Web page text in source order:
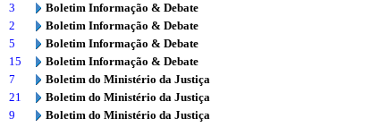
3
Boletim Informação & Debate
2
Boletim Informação & Debate
5
Boletim Informação & Debate
15
Boletim Informação & Debate
7
Boletim do Ministério da Justiça
21
Boletim do Ministério da Justiça
9
Boletim do Ministério da Justiça